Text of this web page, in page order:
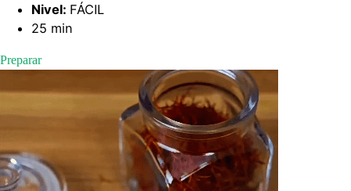
Nivel: FÁCIL
25 min
Preparar